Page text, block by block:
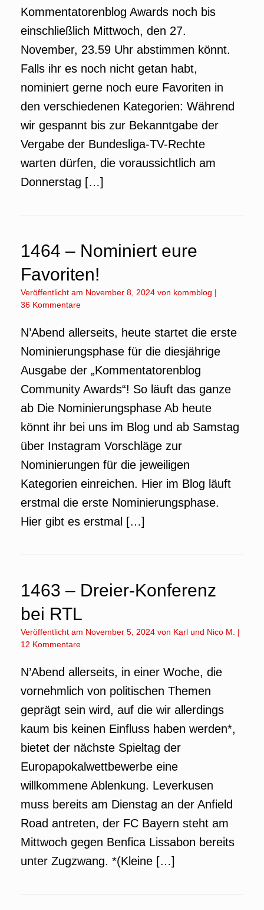
Kommentatorenblog Awards noch bis
einschließlich Mittwoch, den 27.
November, 23.59 Uhr abstimmen könnt.
Falls ihr es noch nicht getan habt,
nominiert gerne noch eure Favoriten in
den verschiedenen Kategorien: Während
wir gespannt bis zur Bekanntgabe der
Vergabe der Bundesliga-TV-Rechte
warten dürfen, die voraussichtlich am
Donnerstag […]
1464 – Nominiert eure
Favoriten!
Veröffentlicht am November 8, 2024 von kommblog |
36 Kommentare
N’Abend allerseits, heute startet die erste
Nominierungsphase für die diesjährige
Ausgabe der „Kommentatorenblog
Community Awards“! So läuft das ganze
ab Die Nominierungsphase Ab heute
könnt ihr bei uns im Blog und ab Samstag
über Instagram Vorschläge zur
Nominierungen für die jeweiligen
Kategorien einreichen. Hier im Blog läuft
erstmal die erste Nominierungsphase.
Hier gibt es erstmal […]
1463 – Dreier-Konferenz
bei RTL
Veröffentlicht am November 5, 2024 von Karl und Nico M.
|
12 Kommentare
N’Abend allerseits, in einer Woche, die
vornehmlich von politischen Themen
geprägt sein wird, auf die wir allerdings
kaum bis keinen Einfluss haben werden*,
bietet der nächste Spieltag der
Europapokalwettbewerbe eine
willkommene Ablenkung. Leverkusen
muss bereits am Dienstag an der Anfield
Road antreten, der FC Bayern steht am
Mittwoch gegen Benfica Lissabon bereits
unter Zugzwang. *(Kleine […]